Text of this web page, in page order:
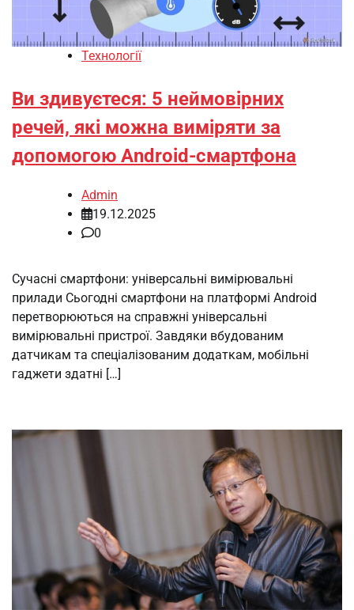
Технології
Ви здивуєтеся: 5 неймовірних
речей, які можна виміряти за
допомогою Android-смартфона
Admin
19.12.2025
0
Сучасні смартфони: універсальні вимірювальні
прилади Сьогодні смартфони на платформі Android
перетворюються на справжні універсальні
вимірювальні пристрої. Завдяки вбудованим
датчикам та спеціалізованим додаткам, мобільні
гаджети здатні […]